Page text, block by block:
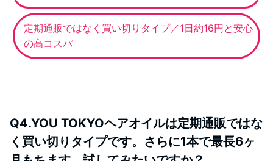
定期通販ではなく買い切りタイプ／1日約16円と安心
の高コスパ
Q4.YOU TOKYOヘアオイルは定期通販ではな
く買い切りタイプです。さらに1本で最長6ヶ